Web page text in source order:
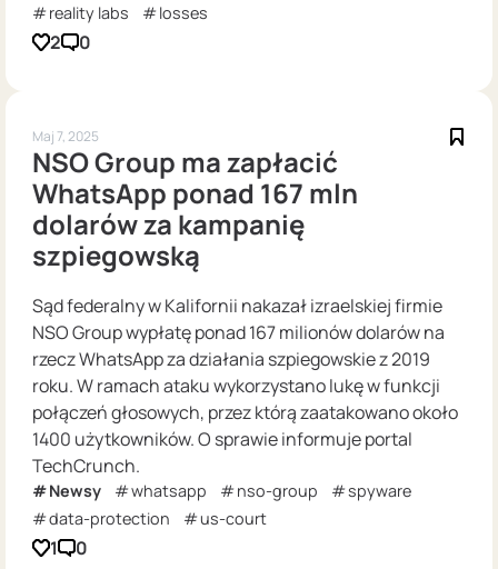
reality labs
losses
2 0
Maj 7, 2025
NSO Group ma zapłacić
WhatsApp ponad 167 mln
dolarów za kampanię
szpiegowską
Sąd federalny w Kalifornii nakazał izraelskiej firmie
NSO Group wypłatę ponad 167 milionów dolarów na
rzecz WhatsApp za działania szpiegowskie z 2019
roku. W ramach ataku wykorzystano lukę w funkcji
połączeń głosowych, przez którą zaatakowano około
1400 użytkowników. O sprawie informuje portal
TechCrunch.
Newsy whatsapp nso-group
spyware
data-protection
us-court
1 0